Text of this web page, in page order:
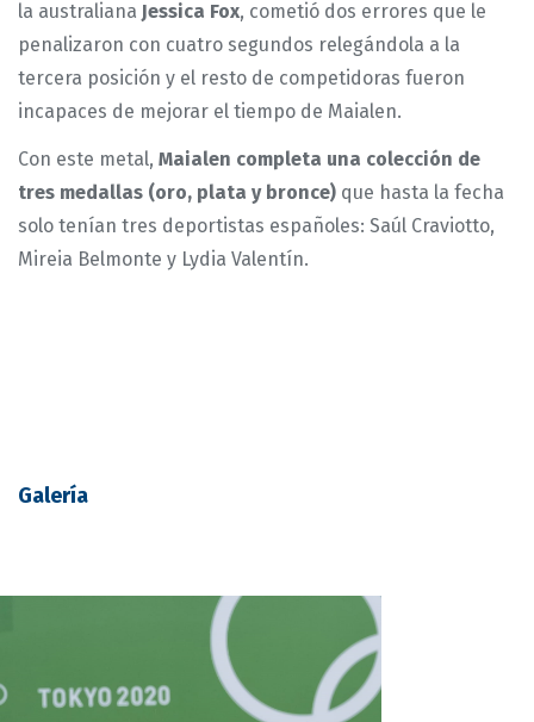
la australiana Jessica Fox, cometió dos errores que le
penalizaron con cuatro segundos relegándola a la
tercera posición y el resto de competidoras fueron
incapaces de mejorar el tiempo de Maialen.
Con este metal, Maialen completa una colección de
tres medallas (oro, plata y bronce) que hasta la fecha
solo tenían tres deportistas españoles: Saúl Craviotto,
Mireia Belmonte y Lydia Valentín.
Galería